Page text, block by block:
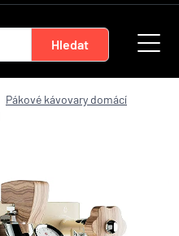
Pákové kávovary domácí